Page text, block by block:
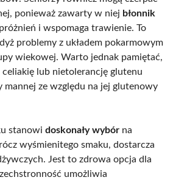
ponieważ zawarty w niej błonnik
i wspomaga trawienie. To
problemy z układem pokarmowym
wiekowej. Warto jednak pamiętać,
celiakię lub nietolerancję glutenu
mannej ze względu na jej glutenowy
stanowi doskonały wybór na
wyśmienitego smaku, dostarcza
Jest to zdrowa opcja dla
umożliwia